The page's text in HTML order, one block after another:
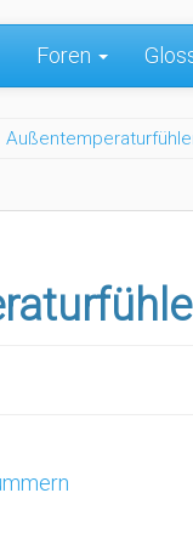
Foren